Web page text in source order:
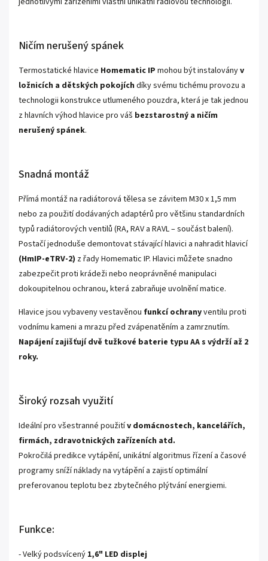
Ničím nerušený spánek
Termostatické hlavice Homematic IP mohou být instaloványv
ložnicích a dětských pokojích díky svému tichému provozu a
technologii konstrukce utlumeného pouzdra, která je tak jednou
z hlavních výhod hlavice pro váš bezstarostný a ničím
nerušený spánek.
Snadná montáž
Přímá montáž na radiátorová tělesa se závitem M30 x 1,5 mm
nebo za použití dodávaných adaptérů pro většinu standardních
typů radiátorových ventilů (RA, RAV a RAVL – součást balení).
Postačí jednoduše demontovat stávající hlavici a nahradit hlavicí
(HmIP-eTRV-2) z řady Homematic IP. Hlavici můžete snadno
zabezpečit proti krádeži nebo neoprávněné manipulaci
dokoupitelnou ochranou, která zabraňuje uvolnění matice.
Hlavice jsou vybaveny vestavěnou funkcí ochranyventilu proti
vodnímu kameni a mrazu před zvápenatěním a zamrznutím.
Napájení zajišťují dvě tužkové baterie typu AA s výdrží až 2
roky.
Široký rozsah využití
Ideální pro všestranné použitív domácnostech, kancelářích,
firmách, zdravotnických zařízeních atd.
Pokročilá predikce vytápění, unikátní algoritmus řízení a časové
programy sníží náklady na vytápění a zajistí optimální
preferovanou teplotu bez zbytečného plýtvání energiemi.
Funkce:
- Velký podsvícený 1,6" LED displej